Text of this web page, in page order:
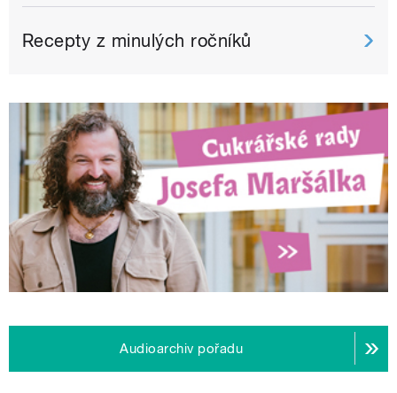
Recepty z minulých ročníků
Audioarchiv pořadu